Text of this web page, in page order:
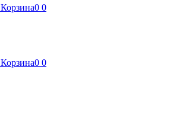
Корзина0 0
Корзина0 0